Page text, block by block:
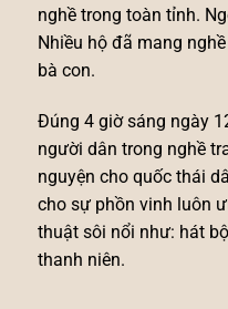
nghề trong toàn tỉnh.
Nhiều hộ đã mang
bà con.
Đúng 4 giờ sáng ngày
người dân trong nghề
nguyện cho quốc thái
cho sự phồn vinh luôn
thuật sôi nổi như: hát
thanh niên.